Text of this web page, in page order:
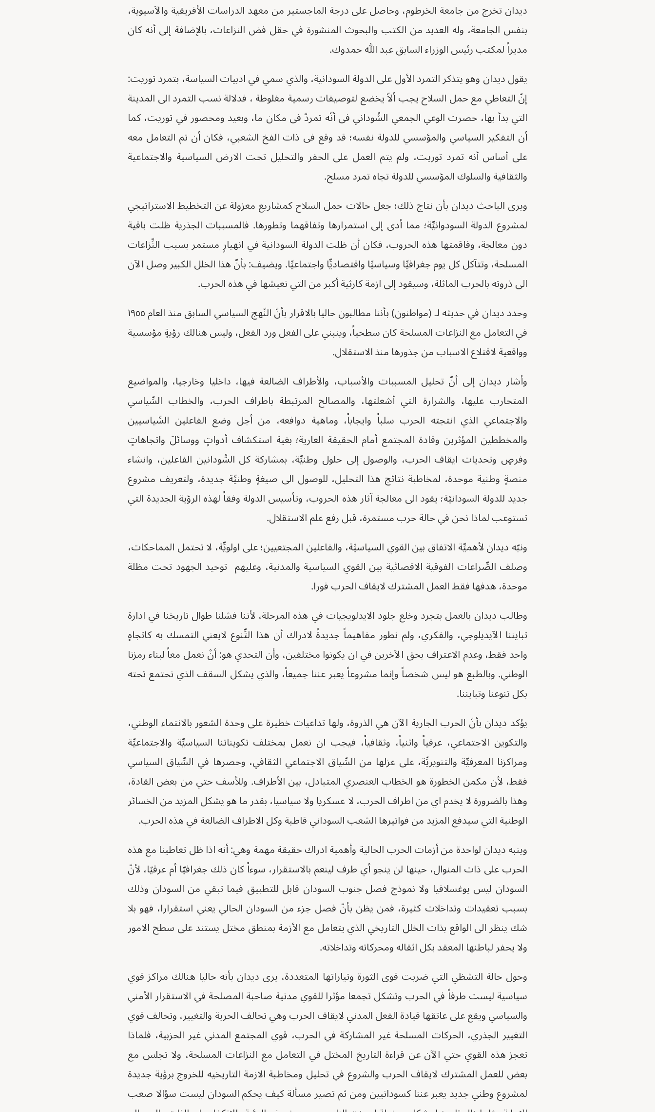
ديدان تخرج من جامعة الخرطوم، وحاصل على درجة الماجستير من معهد الدراسات الأفريقية والآسيوية،
بنفس الجامعة، وله العديد من الكتب والبحوث المنشورة في حقل فض النزاعات، بالإضافة إلى أنه كان
مديراً لمكتب رئيس الوزراء السابق عبد الله حمدوك.
يقول ديدان وهو يتذكر التمرد الأول على الدولة السودانية، والذي سمي في ادبيات السياسة، بتمرد توريت:
إنّ التعاطي مع حمل السلاح يجب ألاّ يخضع لتوصيفات رسمية مغلوطة ، فدلالة نسب التمرد الى المدينة
التي بدأ بها، حصرت الوعي الجمعي السُّوداني فى أنّه تمردٌ فى مكان ما، وبعيد ومحصور في توريت، كما
أن التفكير السياسي والمؤسسي للدولة نفسه؛ قد وقع فى ذات الفخ الشعبي، فكان أن تم التعامل معه
على أساس أنه تمرد توريت، ولم يتم العمل على الحفر والتحليل تحت الارض السياسية والاجتماعية
والثقافية والسلوك المؤسسي للدولة تجاه تمرد مسلح.
ويرى الباحث ديدان بأن نتاج ذلك؛ جعل حالات حمل السلاح كمشاريع معزولة عن التخطيط الاستراتيجي
لمشروع الدولة السودوانيِّة؛ مما أدى إلى استمرارها وتفاقهما وتطورها. فالمسببات الجذرية ظلت باقية
دون معالجة، وفاقمتها هذه الحروب، فكان أن ظلت الدولة السودانية في انهيارٍ مستمر بسبب النِّزاعات
المسلحة، وتتآكل كل يوم جغرافيِّا وسياسيِّا واقتصاديِّا واجتماعيِّا. ويضيف: بأنّ هذا الخلل الكبير وصل الآن
الى ذروته بالحرب الماثلة، وسيقود إلى ازمة كارثية أكبر من التي نعيشها في هذه الحرب.
وحدد ديدان في حديثه لـ (مواطنون) بأننا مطالبون حاليا بالاقرار بأنّ النّهج السياسي السابق منذ العام ١٩٥٥
في التعامل مع النزاعات المسلحة كان سطحياً، وينبني على الفعل ورد الفعل، وليس هنالك رؤيةٍ مؤسسية
وواقعية لاقتلاع الاسباب من جذورها منذ الاستقلال.
وأشار ديدان إلى أنّ تحليل المسببات والأسباب، والأطراف الضالعة فيها، داخليا وخارجيا، والمواضيع
المتحارب عليها، والشرارة التي أشعلتها، والمصالح المرتبطة باطراف الحرب، والخطاب السِّياسي
والاجتماعي الذي انتجته الحرب سلباً وايجاباً، وماهية دوافعه، من أجل وضع الفاعلين السِّياسيين
والمخططين المؤثرين وقادة المجتمع أمام الحقيقة العارية؛ بغية استكشاف أدواتٍ ووسائلَ واتجاهاتٍ
وفرصٍ وتحديات ايقاف الحرب، والوصول إلى حلول وطنيِّة، بمشاركة كل السُّودانين الفاعلين، وانشاء
منصةٍ وطنية موحدة، لمخاطبة نتائج هذا التحليل، للوصول الى صيغةٍ وطنيِّة جديدة، ولتعريف مشروع
جديد للدولة السودانيْة؛ يقود الى معالجة آثار هذه الحروب، وتأسيس الدولة وفقاً لهذه الرؤية الجديدة التي
تستوعب لماذا نحن في حالة حرب مستمرة، قبل رفع علم الاستقلال.
ونبّه ديدان لأهميِّة الاتفاق بين القوي السياسيِّة، والفاعلين المجتعيين؛ على اولويِّة، لا تحتمل المماحكات،
وصلف الصِّراعات الفوقية الاقصائية بين القوي السياسية والمدنية، وعليهم توحيد الجهود تحت مظلة
موحدة، هدفها فقط العمل المشترك لايقاف الحرب فورا.
وطالب ديدان بالعمل بتجرد وخلع جلود الايدلويجيات في هذه المرحلة، لأننا فشلنا طوال تاريخنا في ادارة
تبايننا الآيديلوجي، والفكري، ولم نطور مفاهيماً جديدةً لادراك أن هذا التِّنوع لايعني التمسك به كاتجاهٍ
واحد فقط، وعدم الاعتراف بحق الآخرين في ان يكونوا مختلفين، وأن التحدي هو: أنْ نعمل معاً لبناء رمزنا
الوطني. وبالطبع هو ليس شخصاً وإنما مشروعاً يعبر عننا جميعاً، والذي يشكل السقف الذي نحتمع تحته
بكل تنوعنا وتبايننا.
يؤكد ديدان بأنّ الحرب الجارية الآن هي الذروة، ولها تداعيات خطيرة على وحدة الشعور بالانتماء الوطني،
والتكوين الاجتماعي، عرقياً واثنياً، وثقافياً، فيجب ان نعمل بمختلف تكويناتنا السياسيِّة والاجتماعيِّة
ومراكزنا المعرفيِّة والتنويريِّة، على عزلها من السِّياق الاجتماعي الثقافي، وحصرها في السِّياق السياسي
فقط، لأن مكمن الخطورة هو الخطاب العنصري المتبادل، بين الأطراف. وللأسف حتي من بعض القادة،
وهذا بالضرورة لا يخدم اي من اطراف الحرب، لا عسكريا ولا سياسيا، بقدر ما هو يشكل المزيد من الخسائر
الوطنية التي سيدفع المزيد من فواتيرها الشعب السوداني قاطبة وكل الاطراف الضالعة في هذه الحرب.
وينبه ديدان لواحدة من أزمات الحرب الحالية وأهمية ادراك حقيقة مهمة وهي: أنه اذا ظل تعاطينا مع هذه
الحرب على ذات المنوال، حينها لن ينجو أي طرف لينعم بالاستقرار، سوءاً كان ذلك جغرافيّا أم عرقيّا، لأنّ
السودان ليس يوغسلافيا ولا نموذج فصل جنوب السودان قابل للتطبيق فيما تبقي من السودان وذلك
بسبب تعقيدات وتداخلات كثيرة، فمن يظن بأنّ فصل جزء من السودان الحالي يعني استقرارا، فهو بلا
شك ينظر الى الواقع بذات الخلل التاريخي الذي يتعامل مع الأزمة بمنطق مختل يستند على سطح الامور
ولا يحفر لباطنها المعقد بكل اثقاله ومحركاته وتداخلاته.
وحول حالة التشظي التي ضربت قوى الثورة وتياراتها المتعددة، يرى ديدان بأنه حاليا هنالك مراكز قوي
سياسية ليست طرفاً في الحرب وتشكل تجمعا مؤثرا للقوي مدنية صاحبة المصلحة في الاستقرار الأمني
والسياسي ويقع على عاتقها قيادة الفعل المدني لايقاف الحرب وهي تحالف الحرية والتغيير، وتحالف قوي
التغيير الجذري، الحركات المسلحة غير المشاركة في الحرب، قوي المجتمع المدني غير الحزبية، فلماذا
تعجز هذه القوي حتي الآن عن قراءة التاريخ المختل في التعامل مع النزاعات المسلحة، ولا تجلس مع
بعض للعمل المشترك لايقاف الحرب والشروع في تحليل ومخاطبة الازمة التاريخيه للخروج برؤية جديدة
لمشروع وطني جديد يعبر عننا كسودانيين ومن ثم تصير مسألة كيف يحكم السودان ليست سؤالا صعب